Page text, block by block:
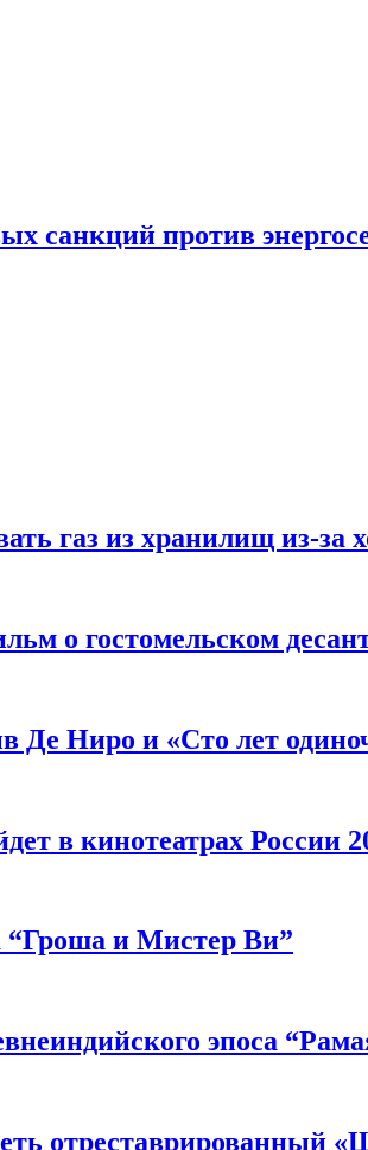
санкций против
газ из хранилищ из-за
о гостомельском
Де Ниро и «Сто лет
в кинотеатрах России
“Гроша и Мистер Ви”
эпоса
отреставрированный